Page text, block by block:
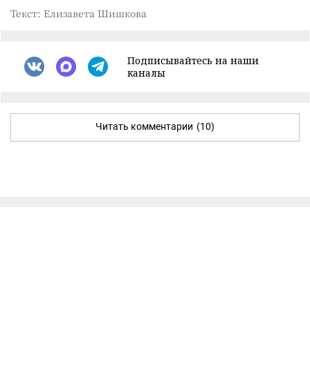
Текст: Елизавета Шишкова
Подписывайтесь на наши
каналы
Читать комментарии (10)